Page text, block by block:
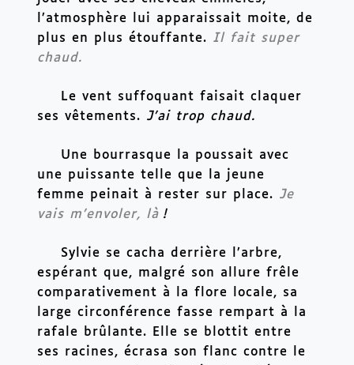
l’atmosphère lui apparaissait moite, de
plus en plus étouffante. Il fait super
chaud.
Le vent suffoquant faisait claquer
ses vêtements. J’ai trop chaud.
Une bourrasque la poussait avec
une puissante telle que la jeune
femme peinait à rester sur place. Je
vais m’envoler, là !
Sylvie se cacha derrière l’arbre,
espérant que, malgré son allure frêle
comparativement à la flore locale, sa
large circonférence fasse rempart à la
rafale brûlante. Elle se blottit entre
ses racines, écrasa son flanc contre le